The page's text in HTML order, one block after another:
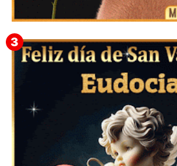
Mensajes Tarjetas y GiF de San